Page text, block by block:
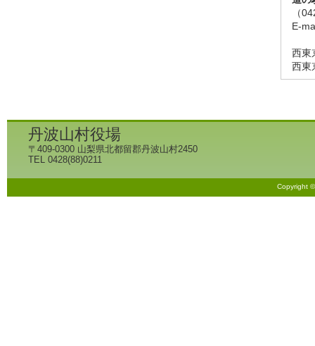
（
E-
西東
西
丹波山村役場
〒409-0300 山梨県北都留郡丹波山村2450
TEL 0428(88)0211
Copyright